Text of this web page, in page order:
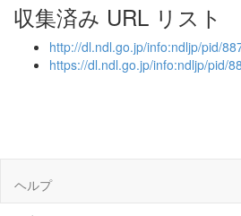
収集済み URL リスト
http://dl.ndl.go.jp/info:ndljp/pid/
https://dl.ndl.go.jp/info:ndljp/pid/
ヘルプ